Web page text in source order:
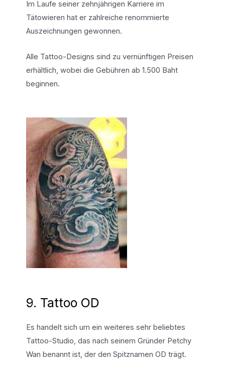
Im Laufe seiner zehnjährigen Karriere im
Tätowieren hat er zahlreiche renommierte
Auszeichnungen gewonnen.
Alle Tattoo-Designs sind zu vernünftigen Preisen
erhältlich, wobei die Gebühren ab 1.500 Baht
beginnen.
9. Tattoo OD
Es handelt sich um ein weiteres sehr beliebtes
Tattoo-Studio, das nach seinem Gründer Petchy
Wan benannt ist, der den Spitznamen OD trägt.